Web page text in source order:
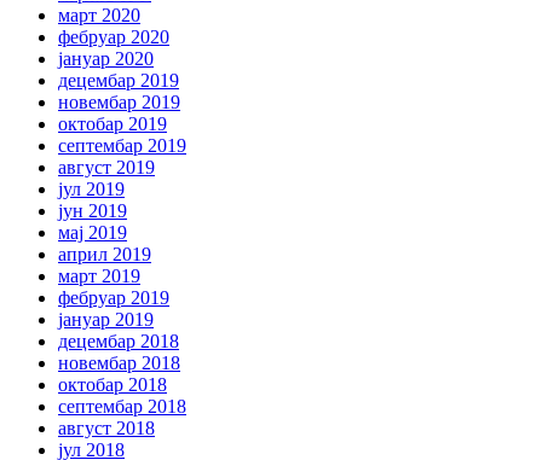
март 2020
фебруар 2020
јануар 2020
децембар 2019
новембар 2019
октобар 2019
септембар 2019
август 2019
јул 2019
јун 2019
мај 2019
април 2019
март 2019
фебруар 2019
јануар 2019
децембар 2018
новембар 2018
октобар 2018
септембар 2018
август 2018
јул 2018